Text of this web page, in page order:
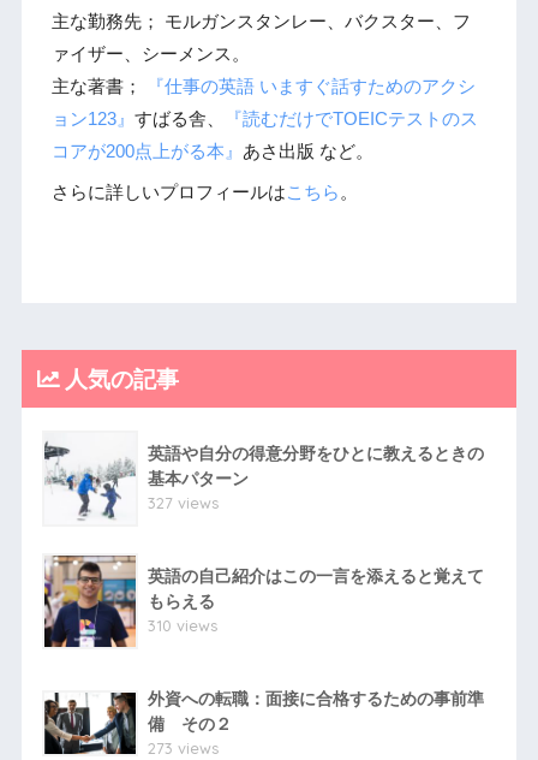
主な勤務先； モルガンスタンレー、バクスター、フ
ァイザー、シーメンス。
主な著書；
『仕事の英語 いますぐ話すためのアクシ
ョン123』 すばる舎、
『読むだけでTOEICテストのス
コアが200点上がる本』 あさ出版 など。
さらに詳しいプロフィールはこちら。
人気の記事
英語や自分の得意分野をひとに教えるときの
基本パターン
327 views
英語の自己紹介はこの一言を添えると覚えて
もらえる
310 views
外資への転職：面接に合格するための事前準
備 その２
273 views